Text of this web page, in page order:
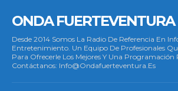
ONDA FUERTEVENTURA
Desde 2014 Somos La Radio De Referencia En
Entretenimiento. Un Equipo De Profesionales
Para Ofrecerle Los Mejores Y Una Programación
Contáctanos: Info@ondafuerteventura.es